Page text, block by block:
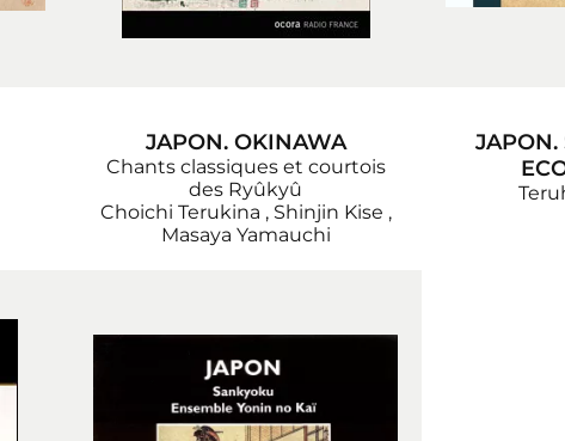
JAPON. OKINAWA
Chants classiques et courtois
des Ryûkyû
Choichi Terukina , Shinjin Kise ,
Masaya Yamauchi
JAPON.